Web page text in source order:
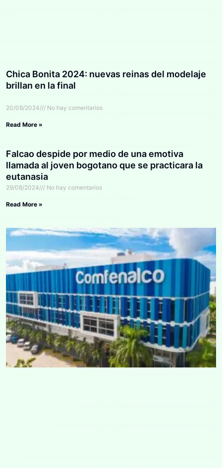
Chica Bonita 2024: nuevas reinas del modelaje
brillan en la final
20/09/2024 No hay comentarios
Read More »
Falcao despide por medio de una emotiva
llamada al joven bogotano que se practicara la
eutanasia
29/08/2024 No hay comentarios
Read More »